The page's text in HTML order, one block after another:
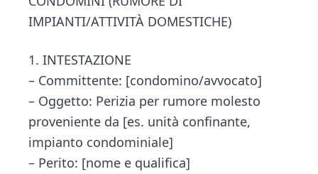
IMPIANTI/ATTIVITÀ DOMESTICHE)
1. INTESTAZIONE
– Committente: [condomino/avvocato]
– Oggetto: Perizia per rumore molesto
proveniente da [es. unità confinante,
impianto condominiale]
– Perito: [nome e qualifica]